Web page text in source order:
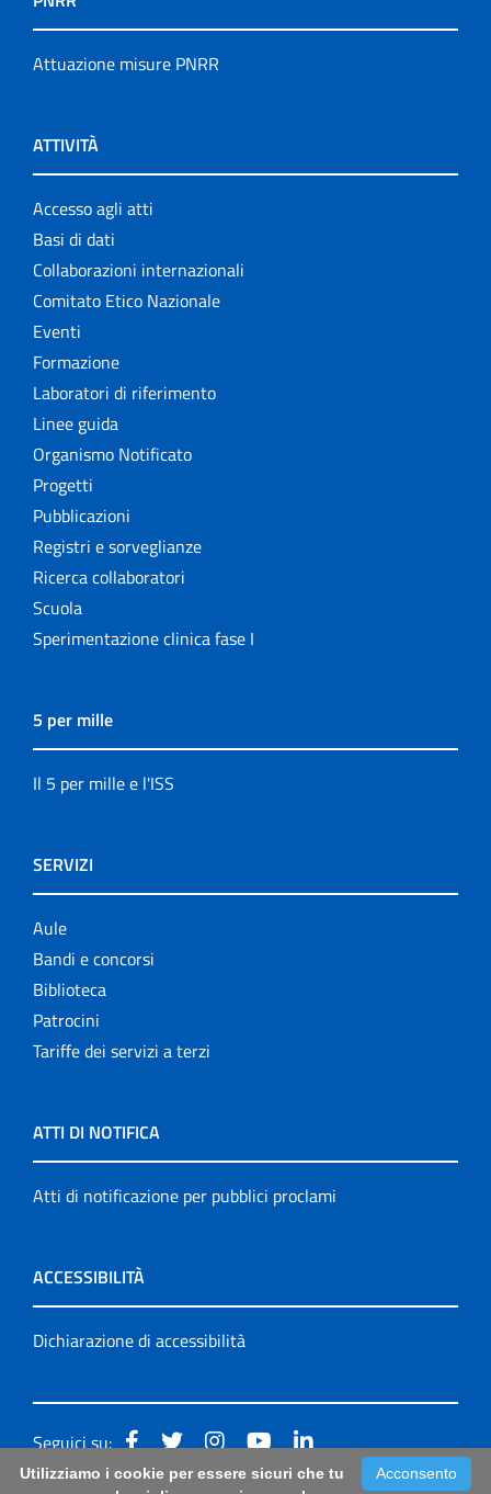
Attuazione misure PNRR
ATTIVITÀ
Accesso agli atti
Basi di dati
Collaborazioni internazionali
Comitato Etico Nazionale
Eventi
Formazione
Laboratori di riferimento
Linee guida
Organismo Notificato
Progetti
Pubblicazioni
Registri e sorveglianze
Ricerca collaboratori
Scuola
Sperimentazione clinica fase I
5 per mille
Il 5 per mille e l'ISS
SERVIZI
Aule
Bandi e concorsi
Biblioteca
Patrocini
Tariffe dei servizi a terzi
ATTI DI NOTIFICA
Atti di notificazione per pubblici proclami
ACCESSIBILITÀ
Dichiarazione di accessibilità
Seguici su:
Acconsento
Utilizziamo i cookie per essere sicuri che tu